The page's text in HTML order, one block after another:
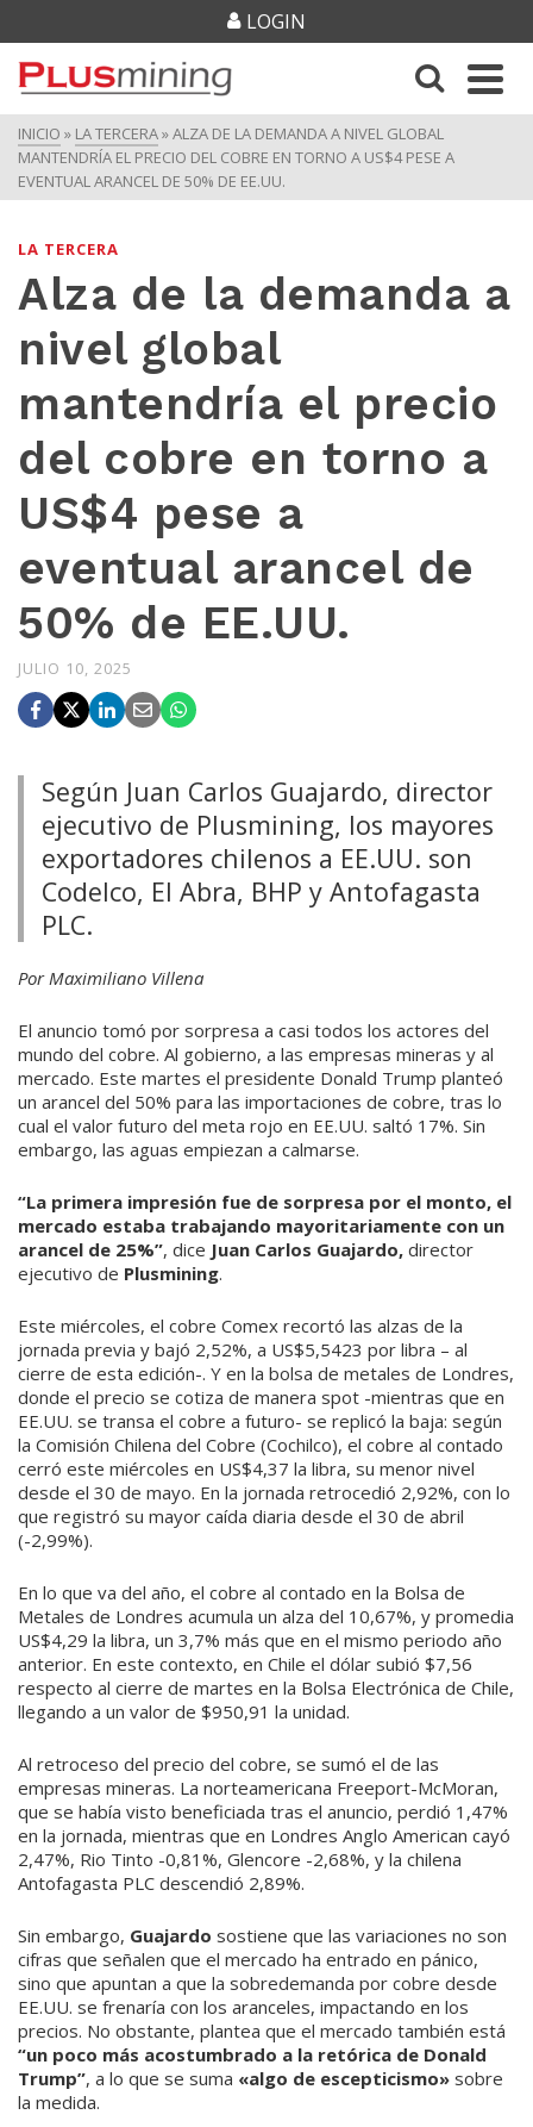
LOGIN
INICIO » LA TERCERA»ALZA DE LA DEMANDA A NIVEL GLOBAL
MANTENDRÍA EL PRECIO DEL COBRE EN TORNO A US$4 PESE A
EVENTUAL ARANCEL DE 50% DE EE.UU.
LA TERCERA
Alza de la demanda a
nivel global
mantendría el precio
del cobre en torno a
US$4 pese a
eventual arancel de
50% de EE.UU.
JULIO 10, 2025
Según Juan Carlos Guajardo, director
ejecutivo de Plusmining, los mayores
exportadores chilenos a EE.UU. son
Codelco, El Abra, BHP y Antofagasta
PLC.
Por Maximiliano Villena
El anuncio tomó por sorpresa a casi todos los actores del
mundo del cobre. Al gobierno, a las empresas mineras y al
mercado. Este martes el presidente Donald Trump planteó
un arancel del 50% para las importaciones de cobre, tras lo
cual el valor futuro del meta rojo en EE.UU. saltó 17%. Sin
embargo, las aguas empiezan a calmarse.
“La primera impresión fue de sorpresa por el monto, el
mercado estaba trabajando mayoritariamente con un
arancel de 25%”, dice Juan Carlos Guajardo, director
ejecutivo de Plusmining.
Este miércoles, el cobre Comex recortó las alzas de la
jornada previa y bajó 2,52%, a US$5,5423 por libra – al
cierre de esta edición-. Y en la bolsa de metales de Londres,
donde el precio se cotiza de manera spot -mientras que en
EE.UU. se transa el cobre a futuro- se replicó la baja: según
la Comisión Chilena del Cobre (Cochilco), el cobre al contado
cerró este miércoles en US$4,37 la libra, su menor nivel
desde el 30 de mayo. En la jornada retrocedió 2,92%, con lo
que registró su mayor caída diaria desde el 30 de abril
(-2,99%).
En lo que va del año, el cobre al contado en la Bolsa de
Metales de Londres acumula un alza del 10,67%, y promedia
US$4,29 la libra, un 3,7% más que en el mismo periodo año
anterior. En este contexto, en Chile el dólar subió $7,56
respecto al cierre de martes en la Bolsa Electrónica de Chile,
llegando a un valor de $950,91 la unidad.
Al retroceso del precio del cobre, se sumó el de las
empresas mineras. La norteamericana Freeport-McMoran,
que se había visto beneficiada tras el anuncio, perdió 1,47%
en la jornada, mientras que en Londres Anglo American cayó
2,47%, Rio Tinto -0,81%, Glencore -2,68%, y la chilena
Antofagasta PLC descendió 2,89%.
Sin embargo, Guajardo sostiene que las variaciones no son
cifras que señalen que el mercado ha entrado en pánico,
sino que apuntan a que la sobredemanda por cobre desde
EE.UU. se frenaría con los aranceles, impactando en los
precios. No obstante, plantea que el mercado también está
“un poco más acostumbrado a la retórica de Donald
Trump”, a lo que se suma «algo de escepticismo» sobre
la medida.